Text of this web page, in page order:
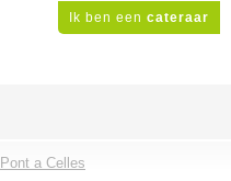
Ik ben een cateraar
Pont a Celles